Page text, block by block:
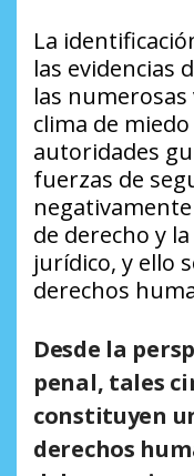
La
las evidencias
las
clima de
autoridades
fuerzas de
de derecho y
jurídico, y ello
derechos
Desde la
penal, tales
constituyen
derechos